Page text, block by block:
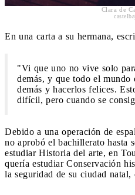
Clara de
En una carta a su hermana,
"Vi que uno no vive solo
demás, y que todo el
demás y hacerlos felices.
difícil, pero cuando se
Debido a una operación de
no aprobó el bachillerato hasta
estudiar Historia del arte, en
quería estudiar Conservación
la seguridad de su ciudad natal,